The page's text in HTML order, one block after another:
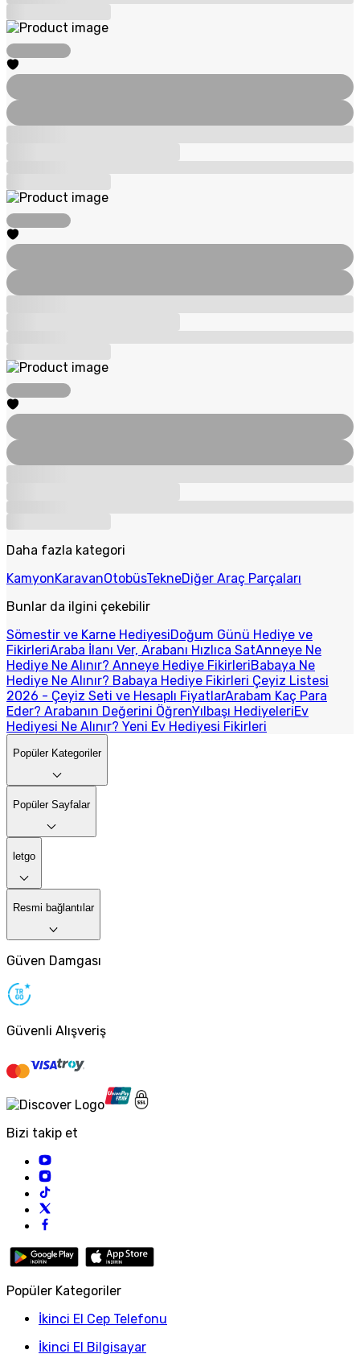
Daha fazla kategori
KamyonKaravanOtobüsTekneDiğer Araç Parçaları
Bunlar da ilgini çekebilir
Sömestir ve Karne HediyesiDoğum Günü Hediye ve
FikirleriAraba İlanı Ver, Arabanı Hızlıca SatAnneye Ne
Hediye Ne Alınır? Anneye Hediye FikirleriBabaya Ne
Hediye Ne Alınır? Babaya Hediye Fikirleri Çeyiz Listesi
2026 - Çeyiz Seti ve Hesaplı FiyatlarArabam Kaç Para
Eder? Arabanın Değerini ÖğrenYılbaşı HediyeleriEv
Hediyesi Ne Alınır? Yeni Ev Hediyesi Fikirleri
Popüler Kategoriler
Popüler Sayfalar
letgo
Resmi bağlantılar
Güven Damgası
Güvenli Alışveriş
Bizi takip et
Popüler Kategoriler
İkinci El Cep Telefonu
İkinci El Bilgisayar